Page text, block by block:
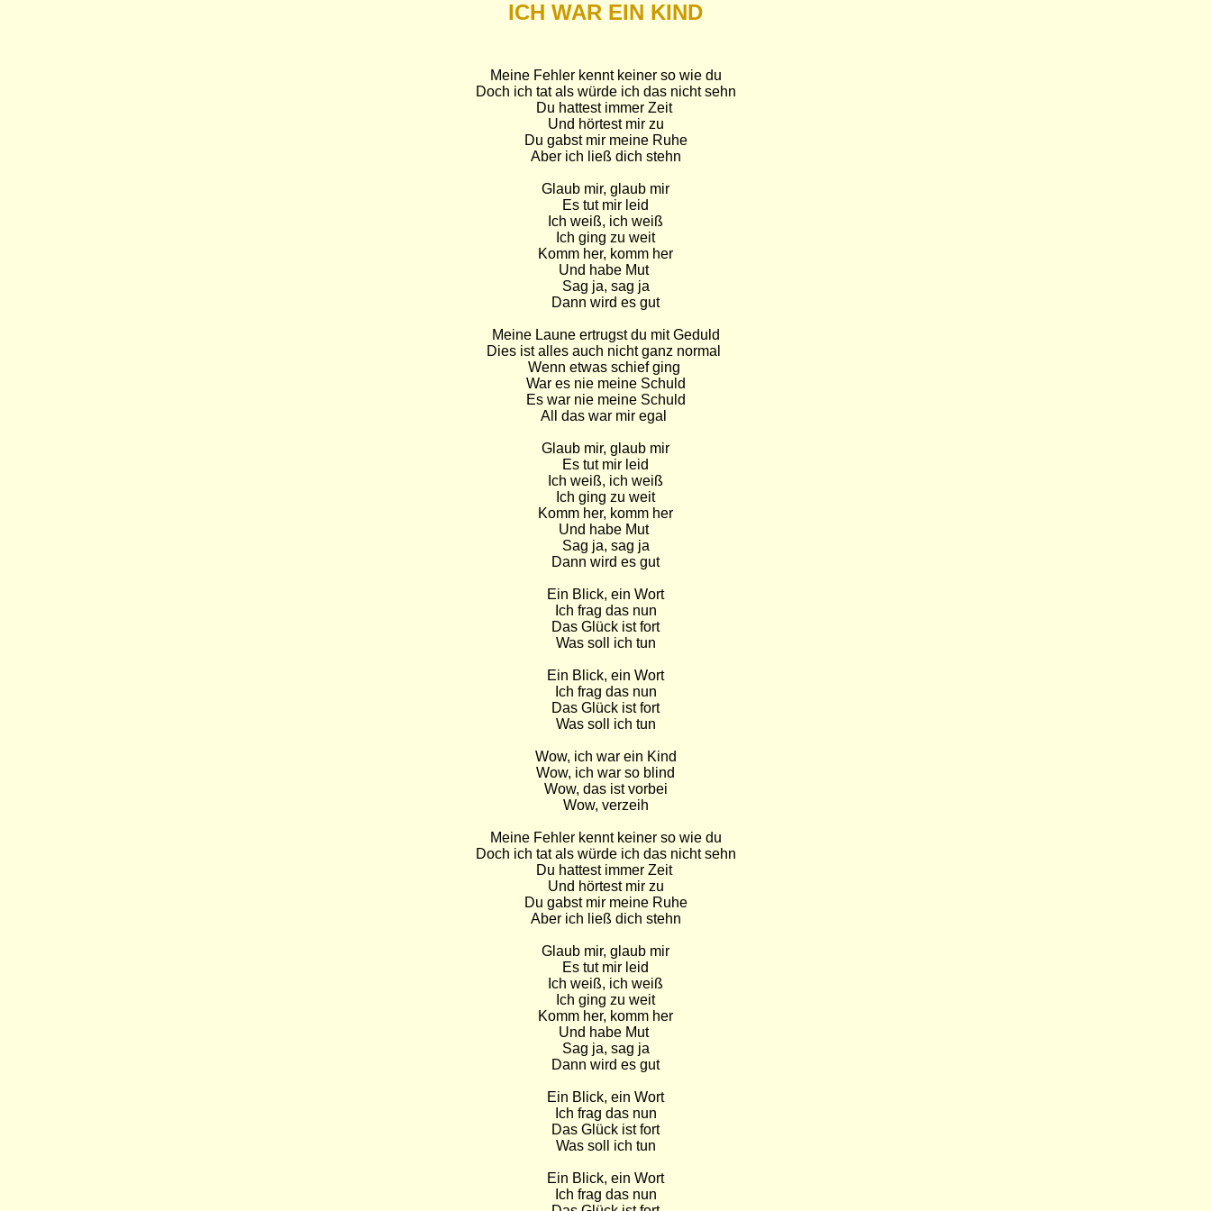
ICH WAR EIN KIND
Meine Fehler kennt keiner so wie du
Doch ich tat als würde ich das nicht sehn
Du hattest immer Zeit
Und hörtest mir zu
Du gabst mir meine Ruhe
Aber ich ließ dich stehn
Glaub mir, glaub mir
Es tut mir leid
Ich weiß, ich weiß
Ich ging zu weit
Komm her, komm her
Und habe Mut
Sag ja, sag ja
Dann wird es gut
Meine Laune ertrugst du mit Geduld
Dies ist alles auch nicht ganz normal
Wenn etwas schief ging
War es nie meine Schuld
Es war nie meine Schuld
All das war mir egal
Glaub mir, glaub mir
Es tut mir leid
Ich weiß, ich weiß
Ich ging zu weit
Komm her, komm her
Und habe Mut
Sag ja, sag ja
Dann wird es gut
Ein Blick, ein Wort
Ich frag das nun
Das Glück ist fort
Was soll ich tun
Ein Blick, ein Wort
Ich frag das nun
Das Glück ist fort
Was soll ich tun
Wow, ich war ein Kind
Wow, ich war so blind
Wow, das ist vorbei
Wow, verzeih
Meine Fehler kennt keiner so wie du
Doch ich tat als würde ich das nicht sehn
Du hattest immer Zeit
Und hörtest mir zu
Du gabst mir meine Ruhe
Aber ich ließ dich stehn
Glaub mir, glaub mir
Es tut mir leid
Ich weiß, ich weiß
Ich ging zu weit
Komm her, komm her
Und habe Mut
Sag ja, sag ja
Dann wird es gut
Ein Blick, ein Wort
Ich frag das nun
Das Glück ist fort
Was soll ich tun
Ein Blick, ein Wort
Ich frag das nun